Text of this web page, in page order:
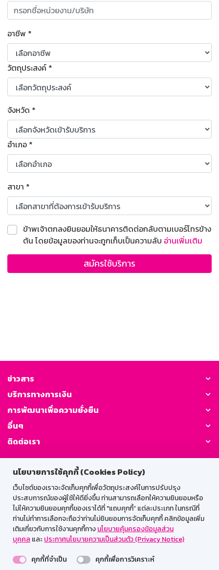
นโยบายการใช้คุกกี้ (Cookies Policy)
เว็บไซต์ของเราจะจัดเก็บคุกกี้เพื่อวัตถุประสงค์ในการปรับปรุง
ประสบการณ์ของผู้ใช้ให้ดียิ่งขึ้น ท่านสามารถเลือกให้ความยินยอมหรือ
ไม่ให้ความยินยอมคุกกี้ของเราได้ที่ "แถบคุกกี้” แต่ละประเภท ในกรณีที่
ท่านไม่ทำการเลือกจะถือว่าท่านไม่ยินยอมการจัดเก็บคุกกี้ คลิกข้อมูลเพิ่ม
เติมเกี่ยวกับการใช้งานคุกกี้ทางนโยบายคุ้มครองข้อมูลส่วน
บุคคล และประกาศนโยบายความเป็นส่วนตัว (Privacy Notice)
คุกกี้ที่จำเป็น
คุกกี้เพื่อการวิเคราะห์
อาชีพ *
วัตถุประสงค์ *
จังหวัด *
อำเภอ *
สาขา *
ข้าพเจ้าตกลงยินยอมให้ธนาคารติดต่อกลับตามเบอร์โทรข้าง
ต้น โดยข้อมูลของท่านจะถูกเก็บเป็นความลับ อ่านเพิ่มเติม
สมัครใช้บริการ
ข่าวสาร
บริการทางการเงิน
การพัฒนาเพื่อความยั่งยืน
อื่นๆ
ติดต่อเรา
GSB Society:
สำหรับพนักงาน
Web HR
GSB Wisdom
M-Search
เข้าสู่ระบบเน็ตเมล